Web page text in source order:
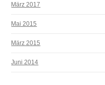
März 2017
Mai 2015
März 2015
Juni 2014